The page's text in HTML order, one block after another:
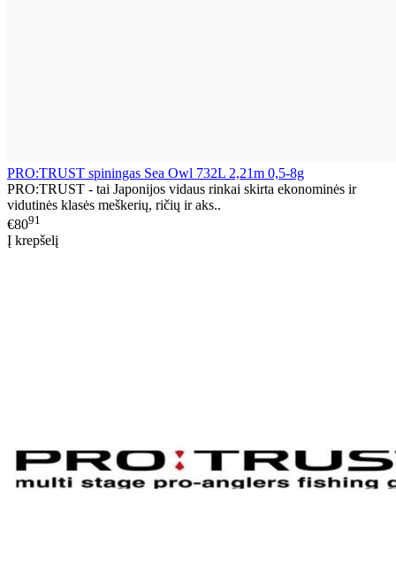
PRO:TRUST spiningas Sea Owl 732L 2,21m 0,5-8g
PRO:TRUST - tai Japonijos vidaus rinkai skirta ekonominės ir
vidutinės klasės meškerių, ričių ir aks..
€8091
Į krepšelį